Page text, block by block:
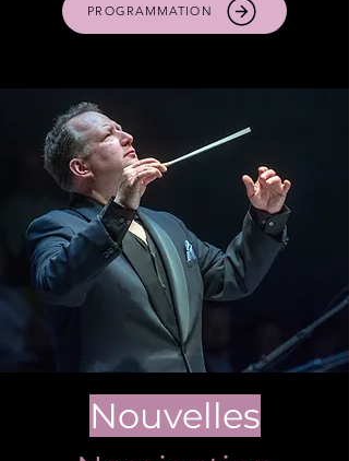
PROGRAMMATION
Nouvelles